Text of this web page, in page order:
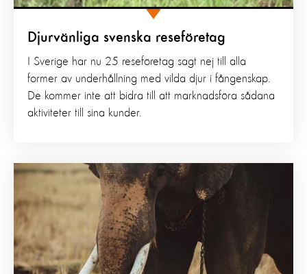
Djurvänliga svenska reseföretag
I Sverige har nu 25 reseföretag sagt nej till alla
former av underhållning med vilda djur i fångenskap.
De kommer inte att bidra till att marknadsföra sådana
aktiviteter till sina kunder.